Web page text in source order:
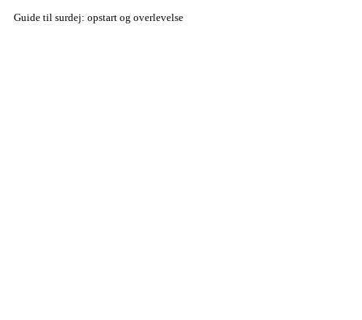
Guide til surdej: opstart og overlevelse